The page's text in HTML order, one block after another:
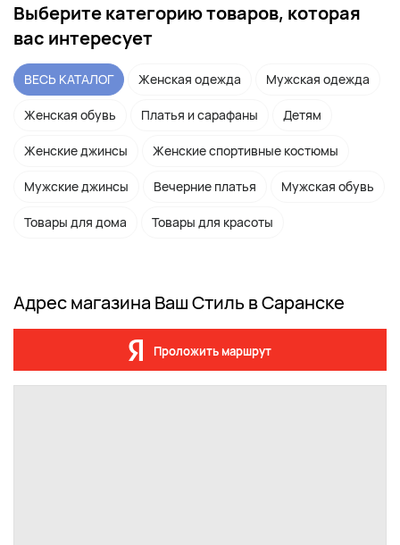
Выберите категорию товаров, которая
вас интересует
ВЕСЬ КАТАЛОГ Женская одежда Мужская одежда
Женская обувь Платья и сарафаны Детям
Женские джинсы Женские спортивные костюмы
Мужские джинсы Вечерние платья Мужская обувь
Товары для дома Товары для красоты
Адрес магазина Ваш Стиль в Саранске
Проложить маршрут